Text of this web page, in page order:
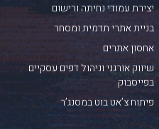
יצירת עמודי נחיתה ורישום
בניית אתרי תדמית ומסחר
אחסון אתרים
שיווק אורגני וניהול דפים עסקיים
בפייסבוק
פיתוח צ’אט בוט במסנג’ר